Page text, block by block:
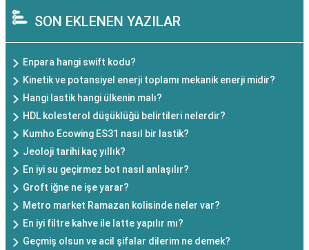
SON EKLENEN YAZILAR
Enpara hangi swift kodu?
Kinetik ve potansiyel enerji toplamı mekanik enerji midir?
Hangi lastik hangi ülkenin malı?
HDL kolesterol düşüklüğü belirtileri nelerdir?
Kumho Ecowing ES31 nasıl bir lastik?
Jeoloji tarihi kaç yıllık?
En iyi su geçirmez bot nasıl anlaşılır?
Groft iğne ne işe yarar?
Metro market Ramazan kolisinde neler var?
En iyi filtre kahve ile latte yapılır mı?
Geçmiş olsun ve acil şifalar dilerim ne demek?